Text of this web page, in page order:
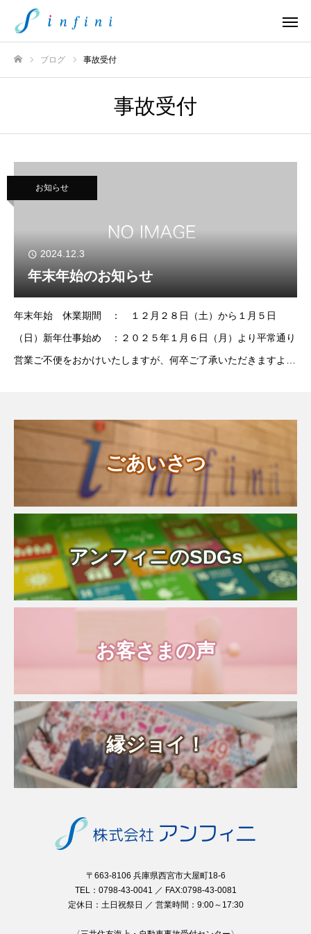
ブログ 事故受付
事故受付
お知らせ
2024.12.3
年末年始のお知らせ
年末年始 休業期間 ： １２月２８日（土）から１月５日
（日）新年仕事始め ：２０２５年１月６日（月）より平常通り
営業ご不便をおかけいたしますが、何卒ご了承いただきますよう
ごあいさつ
アンフィニのSDGs
お客さまの声
縁ジョイ！
〒663-8106 兵庫県西宮市大屋町18-6
TEL：0798-43-0041 ／ FAX:0798-43-0081
定休日：土日祝祭日 ／ 営業時間：9:00～17:30